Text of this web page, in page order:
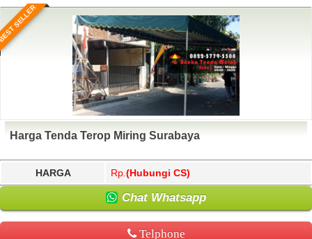
SELLER
Harga Tenda Terop Miring Surabaya
HARGA Rp. (Hubungi CS)
Chat Whatsapp
Telphone